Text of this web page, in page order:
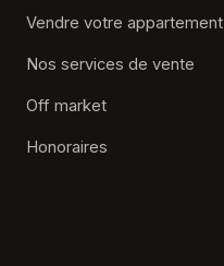
Vendre votre appartement
Nos services de vente
Off market
Honoraires